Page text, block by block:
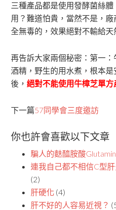
三種產品都是使用發酵菌絲
用？難道怕貴，當然不是，
全無毒的，效果絕對不輸給天
再告訴大家兩個秘密：第一
酒精，野生的用水煮，根本
後，絕對不能使用牛樟芝單方
下一篇57同學會三度邀訪
你也許會喜歡以下文章
騙人的麩醯胺酸
連我自己都不相信C型
(2)
肝硬化 (4)
肝不好的人容易近視？